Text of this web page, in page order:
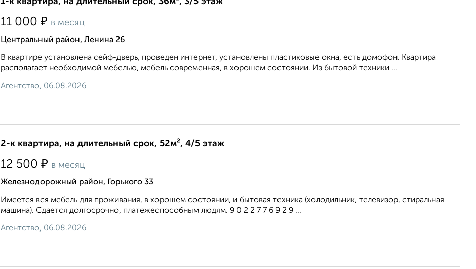
11 000 ₽ в месяц
Центральный район, Ленина 26
В квартире установлена сейф-дверь, проведен интернет, установлены пластиковые окна, есть домофон. Квартира
располагает необходимой мебелью, мебель современная, в хорошем состоянии. Из бытовой техники ...
Агентство, 06.08.2026
2-к квартира, на длительный срок, 52м², 4/5 этаж
12 500 ₽ в месяц
Железнодорожный район, Горького 33
Имеется вся мебель для проживания, в хорошем состоянии, и бытовая техника (холодильник, телевизор, стиральная
машина). Сдается долгосрочно, платежеспособным людям. 9 0 2 2 7 7 6 9 2 9 ...
Агентство, 06.08.2026